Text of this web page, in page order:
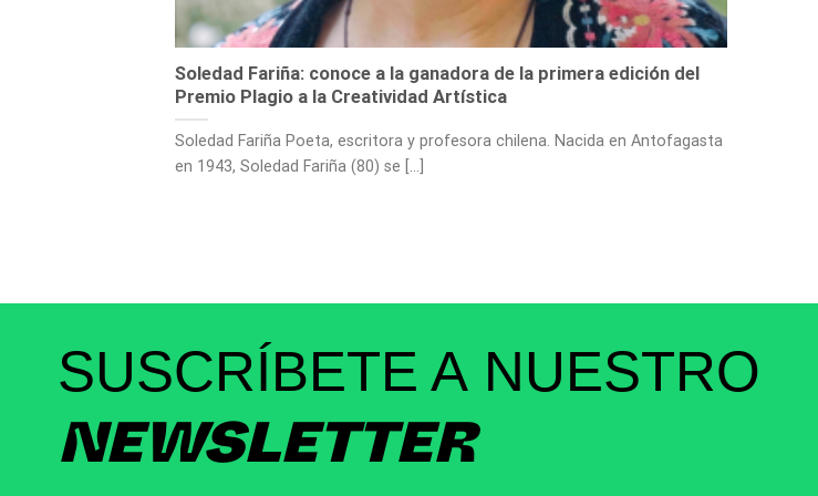
Soledad Fariña: conoce a la ganadora de la primera edición del
Premio Plagio a la Creatividad Artística
Soledad Fariña Poeta, escritora y profesora chilena. Nacida en Antofagasta
en 1943, Soledad Fariña (80) se [...]
SUSCRÍBETE A NUESTRO
NEWSLETTER